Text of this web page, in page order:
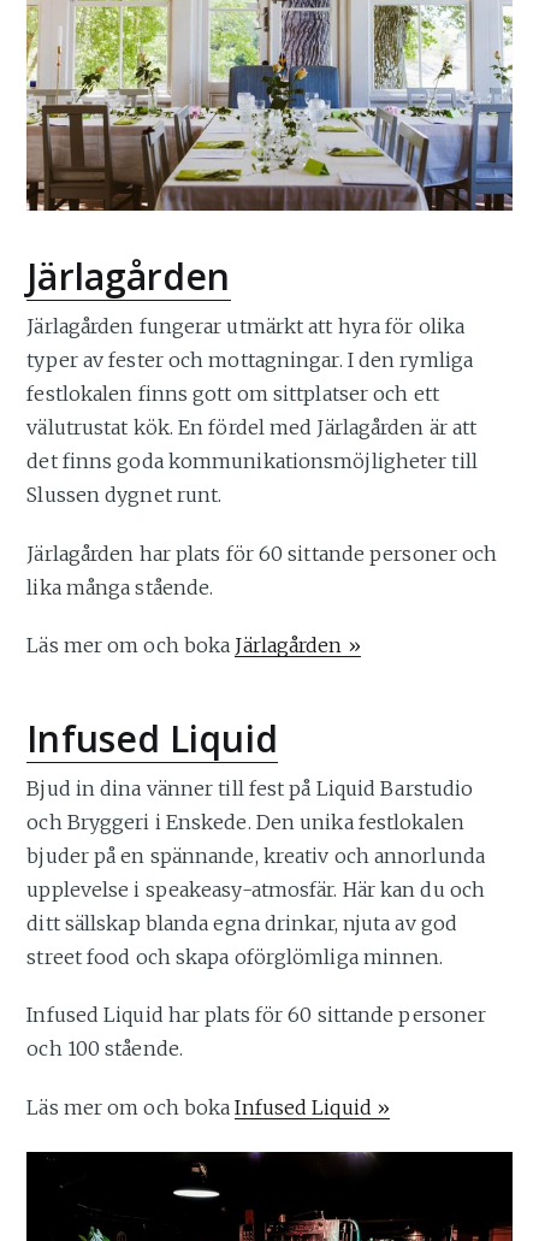
Järlagården
Järlagården fungerar utmärkt att hyra för olika
typer av fester och mottagningar. I den rymliga
festlokalen finns gott om sittplatser och ett
välutrustat kök. En fördel med Järlagården är att
det finns goda kommunikationsmöjligheter till
Slussen dygnet runt.
Järlagården har plats för 60 sittande personer och
lika många stående.
Läs mer om och boka Järlagården »
Infused Liquid
Bjud in dina vänner till fest på Liquid Barstudio
och Bryggeri i Enskede. Den unika festlokalen
bjuder på en spännande, kreativ och annorlunda
upplevelse i speakeasy-atmosfär. Här kan du och
ditt sällskap blanda egna drinkar, njuta av god
street food och skapa oförglömliga minnen.
Infused Liquid har plats för 60 sittande personer
och 100 stående.
Läs mer om och bokaInfused Liquid »